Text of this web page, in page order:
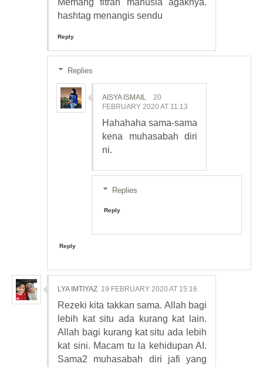
hashtag menangis sendu
Reply
Replies
AISYA ISMAIL
20
FEBRUARY 2020 AT 11:13
Hahahaha sama-sama
kena muhasabah diri
ni.
Replies
Reply
Reply
LYA IMTIYAZ 19 FEBRUARY 2020 AT 15:16
Rezeki kita takkan sama. Allah bagi
lebih kat situ ada kurang kat lain.
Allah bagi kurang kat situ ada lebih
kat sini. Macam tu la kehidupan AI.
Sama2 muhasabah diri jafi yang